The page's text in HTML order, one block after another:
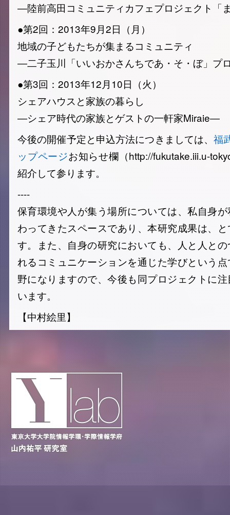
―陸前高田コミュニティカフェプロジェクト「
●第2回：2013年9月2日（月）
地域の子どもたちが集まるコミュニティ
―二子玉川「いいおかさんちであ・そ・ぼ」プ
●第3回：2013年12月10日（火）
シェアハウスと家族の暮らし
―シェア時代の家族とゲストの一軒家Miraie―
今後の開催予定と申込方法につきましては、福
ップページお知らせ欄（http://fukutake.iii.u-
紹介して参ります。
----
保育環境や人が集う場所については、私自身
わってきたスペースであり、本研究成果は、
す。また、自身の研究においても、人と人と
れるコミュニケーションを通じた学びという
野になりますので、今後も同プロジェクトに
います。
【中村絵里】